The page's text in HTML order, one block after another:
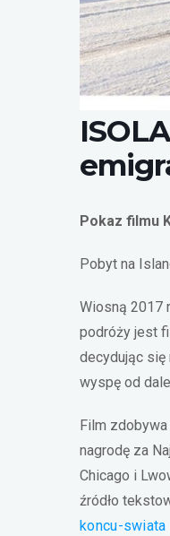
Pokaz filmu
Pobyt na
Wiosną 2017
podróży jest
decydując się
wyspę od
Film
nagrodę za
Chicago i
źródło
koncu-swiata